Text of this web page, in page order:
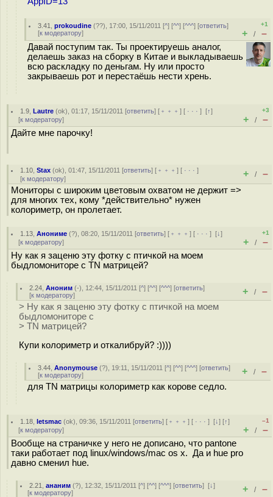
3.41 ,prokoudine (??), 17:00, 15/11/2011 [^] [^^] [^^^] [ответить]
[к модератору]
+1
+ / –
Давай поступим так. Ты проектируешь аналог,
делаешь заказ на сборку в Китае и выкладываешь
всю раскладку по деньгам. Ну или просто
закрываешь рот и перестаёшь нести хрень.
1.9 ,Lautre (ok), 01:17, 15/11/2011 [ответить] [ ﹢﹢﹢] [ · · ·][↑]
[к модератору]
+3
+ / –
Дайте мне парочку!
1.10 ,Stax (ok), 01:47, 15/11/2011 [ответить] [ ﹢﹢﹢] [ · · ·]
[к модератору] + / –
Мониторы с широким цветовым охватом не держит =>
для многих тех, кому *действительно* нужен
колориметр, он пролетает.
1.13 ,Анониме (?), 08:20, 15/11/2011 [ответить] [ ﹢﹢﹢] [ · · ·][↓]
[к модератору]
+1
+ / –
Ну как я заценю эту фотку с птичкой на моем
быдломониторе с TN матрицей?
2.24 ,Аноним (-), 12:44, 15/11/2011 [^] [^^] [^^^] [ответить]
[к модератору] + / –
> Ну как я заценю эту фотку с птичкой на моем
быдломониторе с
> TN матрицей?
Купи колориметр и откалибруй? :))))
3.44 ,Anonymouse (?), 19:11, 15/11/2011 [^] [^^] [^^^] [ответить]
[к модератору] + / –
для TN матрицы колориметр как корове седло.
1.18 ,letsmac (ok), 09:36, 15/11/2011 [ответить] [ ﹢﹢﹢] [ · · ·][↓] [↑]
[к модератору]
–1
+ / –
Вообще на страничке у него не дописано, что pantone
таки работает под linux/windows/mac os x. Да и hue pro
давно сменил hue.
2.21 ,ананим (?), 12:32, 15/11/2011 [^] [^^] [^^^] [ответить][↓]
[к модератору] + / –